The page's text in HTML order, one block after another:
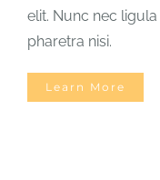
elit. Nunc nec
pharetra nisi.
Learn More